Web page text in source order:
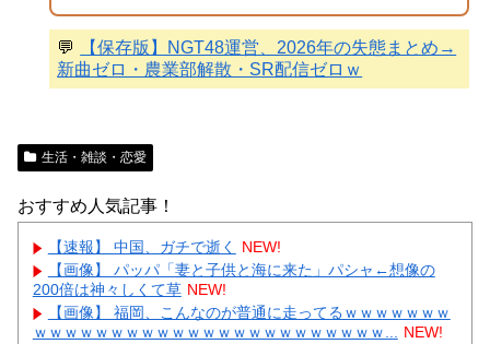
💬
【保存版】NGT48運営、2026年の失態まとめ→
新曲ゼロ・農業部解散・SR配信ゼロｗ
生活・雑談・恋愛
おすすめ人気記事！
【速報】 中国、ガチで逝く
NEW!
【画像】 パッパ「妻と子供と海に来た」パシャ←想像の
200倍は神々しくて草 NEW!
【画像】 福岡、こんなのが普通に走ってるｗｗｗｗｗｗｗ
ｗｗｗｗｗｗｗｗｗｗｗｗｗｗｗｗｗｗｗｗｗｗｗ...
NEW!